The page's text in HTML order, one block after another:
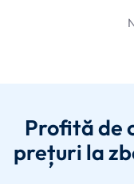
Profită de
prețuri la